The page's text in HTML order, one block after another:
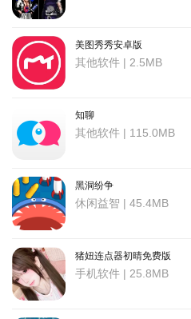
美图秀秀安卓版
其他软件 | 2.5MB
知聊
其他软件 | 115.0MB
黑洞纷争
休闲益智 | 45.4MB
猪妞连点器初晴免费版
手机软件 | 25.8MB